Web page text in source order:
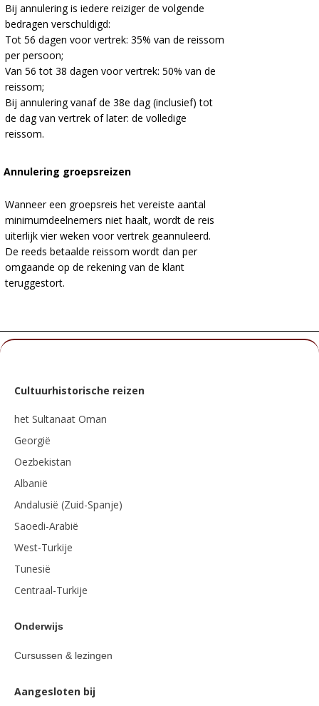
Bij annulering is iedere reiziger de volgende
bedragen verschuldigd:
Tot 56 dagen voor vertrek: 35% van de reissom
per persoon;
Van 56 tot 38 dagen voor vertrek: 50% van de
reissom;
Bij annulering vanaf de 38e dag (inclusief) tot
de dag van vertrek of later: de volledige
reissom.
Annulering groepsreizen
Wanneer een groepsreis het vereiste aantal
minimumdeelnemers niet haalt, wordt de reis
uiterlijk vier weken voor vertrek geannuleerd.
De reeds betaalde reissom wordt dan per
omgaande op de rekening van de klant
teruggestort.
Cultuurhistorische reizen
het Sultanaat Oman
Georgië
Oezbekistan
Albanië
Andalusië (Zuid-Spanje)
Saoedi-Arabië
West-Turkije
Tunesië
Centraal-Turkije
Onderwijs
Cursussen & lezingen
Aangesloten bij